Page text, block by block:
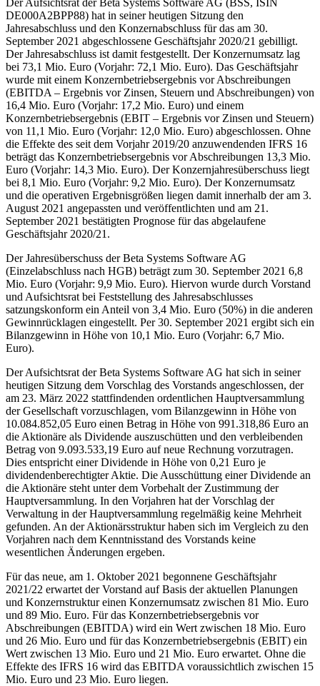
DE000A2BPP88) hat in seiner heutigen Sitzung den
Jahresabschluss und den Konzernabschluss für das am 30.
September 2021 abgeschlossene Geschäftsjahr 2020/21 gebilligt.
Der Jahresabschluss ist damit festgestellt. Der Konzernumsatz lag
bei 73,1 Mio. Euro (Vorjahr: 72,1 Mio. Euro). Das Geschäftsjahr
wurde mit einem Konzernbetriebsergebnis vor Abschreibungen
(EBITDA – Ergebnis vor Zinsen, Steuern und Abschreibungen) von
16,4 Mio. Euro (Vorjahr: 17,2 Mio. Euro) und einem
Konzernbetriebsergebnis (EBIT – Ergebnis vor Zinsen und Steuern)
von 11,1 Mio. Euro (Vorjahr: 12,0 Mio. Euro) abgeschlossen. Ohne
die Effekte des seit dem Vorjahr 2019/20 anzuwendenden IFRS 16
beträgt das Konzernbetriebsergebnis vor Abschreibungen 13,3 Mio.
Euro (Vorjahr: 14,3 Mio. Euro). Der Konzernjahresüberschuss liegt
bei 8,1 Mio. Euro (Vorjahr: 9,2 Mio. Euro). Der Konzernumsatz
und die operativen Ergebnisgrößen liegen damit innerhalb der am 3.
August 2021 angepassten und veröffentlichten und am 21.
September 2021 bestätigten Prognose für das abgelaufene
Geschäftsjahr 2020/21.
Der Jahresüberschuss der Beta Systems Software AG
(Einzelabschluss nach HGB) beträgt zum 30. September 2021 6,8
Mio. Euro (Vorjahr: 9,9 Mio. Euro). Hiervon wurde durch Vorstand
und Aufsichtsrat bei Feststellung des Jahresabschlusses
satzungskonform ein Anteil von 3,4 Mio. Euro (50%) in die anderen
Gewinnrücklagen eingestellt. Per 30. September 2021 ergibt sich ein
Bilanzgewinn in Höhe von 10,1 Mio. Euro (Vorjahr: 6,7 Mio.
Euro).
Der Aufsichtsrat der Beta Systems Software AG hat sich in seiner
heutigen Sitzung dem Vorschlag des Vorstands angeschlossen, der
am 23. März 2022 stattfindenden ordentlichen Hauptversammlung
der Gesellschaft vorzuschlagen, vom Bilanzgewinn in Höhe von
10.084.852,05 Euro einen Betrag in Höhe von 991.318,86 Euro an
die Aktionäre als Dividende auszuschütten und den verbleibenden
Betrag von 9.093.533,19 Euro auf neue Rechnung vorzutragen.
Dies entspricht einer Dividende in Höhe von 0,21 Euro je
dividendenberechtigter Aktie. Die Ausschüttung einer Dividende an
die Aktionäre steht unter dem Vorbehalt der Zustimmung der
Hauptversammlung. In den Vorjahren hat der Vorschlag der
Verwaltung in der Hauptversammlung regelmäßig keine Mehrheit
gefunden. An der Aktionärsstruktur haben sich im Vergleich zu den
Vorjahren nach dem Kenntnisstand des Vorstands keine
wesentlichen Änderungen ergeben.
Für das neue, am 1. Oktober 2021 begonnene Geschäftsjahr
2021/22 erwartet der Vorstand auf Basis der aktuellen Planungen
und Konzernstruktur einen Konzernumsatz zwischen 81 Mio. Euro
und 89 Mio. Euro. Für das Konzernbetriebsergebnis vor
Abschreibungen (EBITDA) wird ein Wert zwischen 18 Mio. Euro
und 26 Mio. Euro und für das Konzernbetriebsergebnis (EBIT) ein
Wert zwischen 13 Mio. Euro und 21 Mio. Euro erwartet. Ohne die
Effekte des IFRS 16 wird das EBITDA voraussichtlich zwischen 15
Mio. Euro und 23 Mio. Euro liegen.